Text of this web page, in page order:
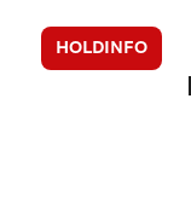
HOLDINFO